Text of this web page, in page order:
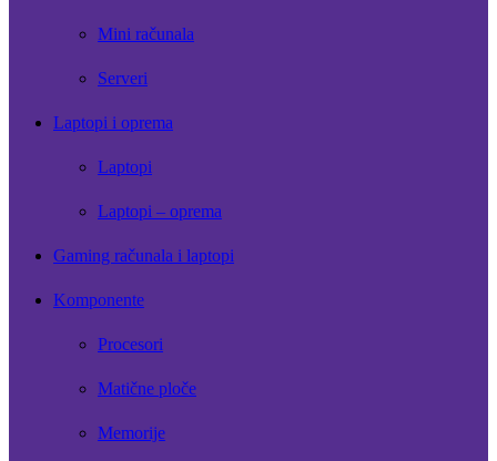
Mini računala
Serveri
Laptopi i oprema
Laptopi
Laptopi – oprema
Gaming računala i laptopi
Komponente
Procesori
Matične ploče
Memorije